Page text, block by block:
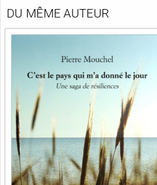
DU MÊME AUTEUR